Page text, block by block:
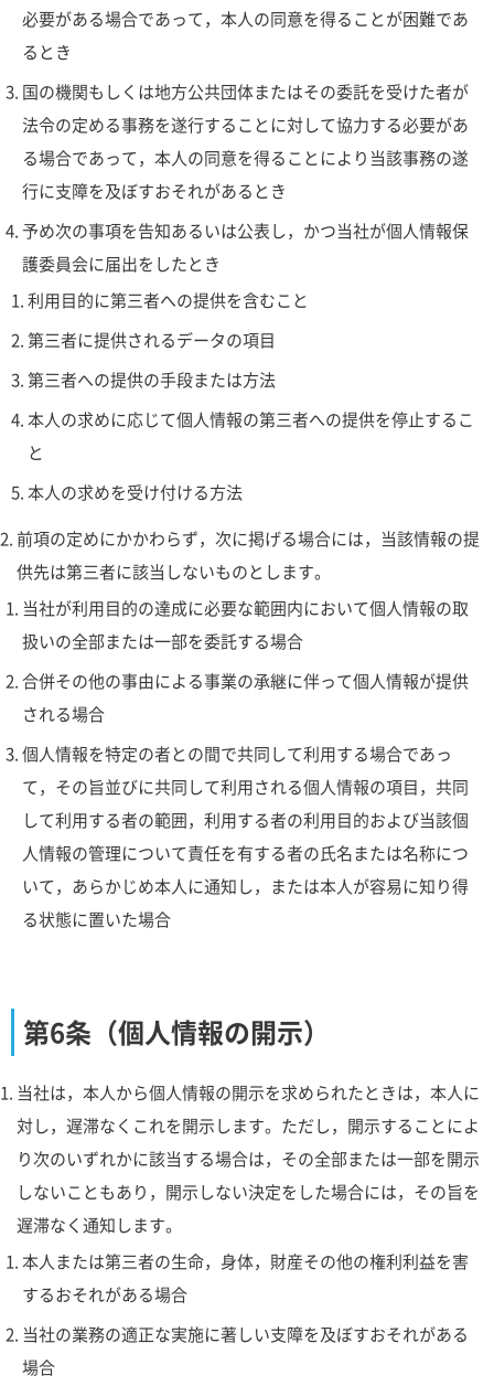
必要がある場合であって，本人の同意を得ることが困難であ
るとき
国の機関もしくは地方公共団体またはその委託を受けた者が
法令の定める事務を遂行することに対して協力する必要があ
る場合であって，本人の同意を得ることにより当該事務の遂
行に支障を及ぼすおそれがあるとき
予め次の事項を告知あるいは公表し，かつ当社が個人情報保
護委員会に届出をしたとき
利用目的に第三者への提供を含むこと
第三者に提供されるデータの項目
第三者への提供の手段または方法
本人の求めに応じて個人情報の第三者への提供を停止するこ
と
本人の求めを受け付ける方法
前項の定めにかかわらず，次に掲げる場合には，当該情報の提
供先は第三者に該当しないものとします。
当社が利用目的の達成に必要な範囲内において個人情報の取
扱いの全部または一部を委託する場合
合併その他の事由による事業の承継に伴って個人情報が提供
される場合
個人情報を特定の者との間で共同して利用する場合であっ
て，その旨並びに共同して利用される個人情報の項目，共同
して利用する者の範囲，利用する者の利用目的および当該個
人情報の管理について責任を有する者の氏名または名称につ
いて，あらかじめ本人に通知し，または本人が容易に知り得
る状態に置いた場合
第6条（個人情報の開示）
当社は，本人から個人情報の開示を求められたときは，本人に
対し，遅滞なくこれを開示します。ただし，開示することによ
り次のいずれかに該当する場合は，その全部または一部を開示
しないこともあり，開示しない決定をした場合には，その旨を
遅滞なく通知します。
本人または第三者の生命，身体，財産その他の権利利益を害
するおそれがある場合
当社の業務の適正な実施に著しい支障を及ぼすおそれがある
場合